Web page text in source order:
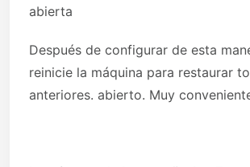
abierta
Después de configurar de esta
reinicie la máquina para restaurar
anteriores. abierto. Muy